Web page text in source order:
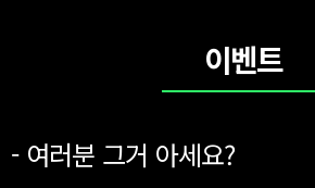
이벤트
- 여러분 그거 아세요?